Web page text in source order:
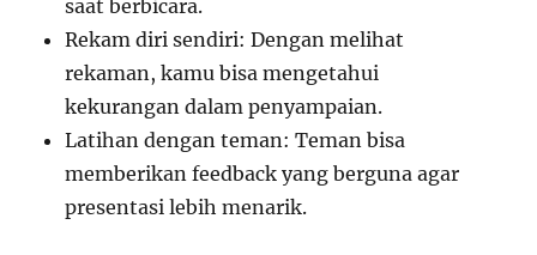
saat berbicara.
Rekam diri sendiri: Dengan melihat
rekaman, kamu bisa mengetahui
kekurangan dalam penyampaian.
Latihan dengan teman: Teman bisa
memberikan feedback yang berguna agar
presentasi lebih menarik.